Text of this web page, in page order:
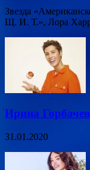
Звезда
Щ. И. Т.», Лора
Ирина
31.01.2020